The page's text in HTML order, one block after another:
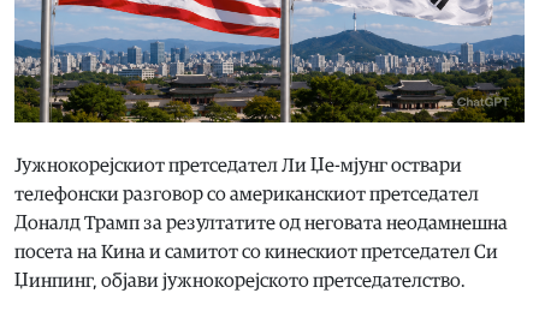
Јужнокорејскиот претседател Ли Џе-мјунг оствари
телефонски разговор со американскиот претседател
Доналд Трамп за резултатите од неговата неодамнешна
посета на Кина и самитот со кинескиот претседател Си
Џинпинг, објави јужнокорејското претседателство.